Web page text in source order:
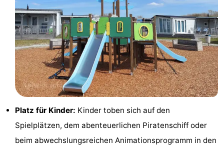
Parken
Reisebuchshop
Medizin
Adressen
Region
Nordholland
Schoorlse
Bergen
Platz für Kinder: Kinder toben sich auf den
Spielplätzen, dem abenteuerlichen Piratenschiff oder
beim abwechslungsreichen Animationsprogramm in den